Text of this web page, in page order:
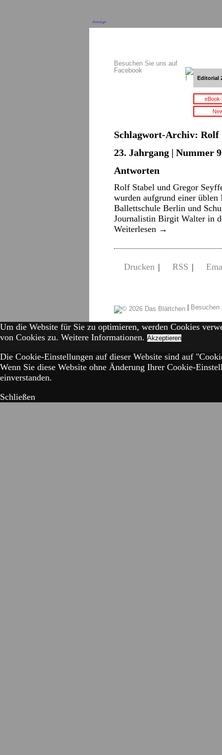
Anzeige
Besuchen Sie uns auf
Facebook
Editorial
Schlagwort-Archiv: Rolf
23. Jahrgang | Nummer
Antworten
Rolf Stabel und Gregor
wurden aufgrund einer
Ballettschule Berlin und
Journalistin Birgit Walter in
Weiterlesen →
Drucken | RSS |
|
Um die Website für Sie zu optimieren, werden Cookies
von Cookies zu. Weitere Informationen. Akzeptieren
Die Cookie-Einstellungen auf dieser Website sind auf
Wenn Sie diese Website ohne Änderung Ihrer Cookie-
einverstanden.
Schließen